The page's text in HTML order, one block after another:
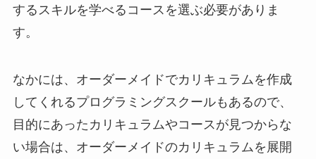
するスキルを学べるコースを選ぶ必要がありま
す。
なかには、オーダーメイドでカリキュラムを作成
してくれるプログラミングスクールもあるので、
目的にあったカリキュラムやコースが見つからな
い場合は、オーダーメイドのカリキュラムを展開